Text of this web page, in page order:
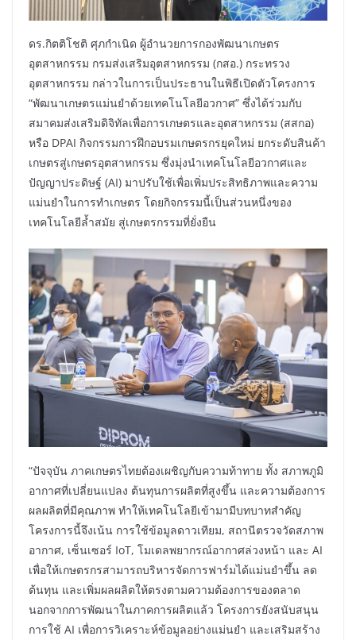
ดร.กิตติโชติ ศุภกำเนิด ผู้อำนวยการกองพัฒนาเกษตร
อุตสาหกรรม กรมส่งเสริมอุตสาหกรรม (กสอ.) กระทรวง
อุตสาหกรรม กล่าวในการเป็นประธานในพิธีเปิดตัวโครงการ
“พัฒนาเกษตรแม่นยำด้วยเทคโนโลยีอวกาศ” ซึ่งได้ร่วมกับ
สมาคมส่งเสริมดิจิทัลเพื่อการเกษตรและอุตสาหกรรม (สสกอ)
หรือ DPAI กิจกรรมการฝึกอบรมเกษตรกรยุคใหม่ ยกระดับสินค้า
เกษตรสู่เกษตรอุตสาหกรรม ซึ่งมุ่งนำเทคโนโลยีอวกาศและ
ปัญญาประดิษฐ์ (AI) มาปรับใช้เพื่อเพิ่มประสิทธิภาพและความ
แม่นยำในการทำเกษตร โดยกิจกรรมนี้เป็นส่วนหนึ่งของ
เทคโนโลยีล้ำสมัย สู่เกษตรกรรมที่ยั่งยืน
“ปัจจุบัน ภาคเกษตรไทยต้องเผชิญกับความท้าทาย ทั้ง สภาพภูมิ
อากาศที่เปลี่ยนแปลง ต้นทุนการผลิตที่สูงขึ้น และความต้องการ
ผลผลิตที่มีคุณภาพ ทำให้เทคโนโลยีเข้ามามีบทบาทสำคัญ
โครงการนี้จึงเน้น การใช้ข้อมูลดาวเทียม, สถานีตรวจวัดสภาพ
อากาศ, เซ็นเซอร์ IoT, โมเดลพยากรณ์อากาศล่วงหน้า และ AI
เพื่อให้เกษตรกรสามารถบริหารจัดการฟาร์มได้แม่นยำขึ้น ลด
ต้นทุน และเพิ่มผลผลิตให้ตรงตามความต้องการของตลาด
นอกจากการพัฒนาในภาคการผลิตแล้ว โครงการยังสนับสนุน
การใช้ AI เพื่อการวิเคราะห์ข้อมูลอย่างแม่นยำ และเสริมสร้าง